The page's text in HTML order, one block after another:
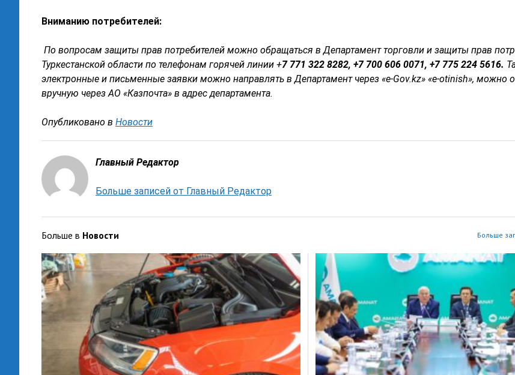
Вниманию потребителей:
По вопросам защиты прав потребителей можно обращаться в Департамент торговли и защиты прав
Туркестанской области по телефонам горячей линии+7 771 322 8282, +7 700 606 0071, +7 775 224 5616.
электронные и письменные заявки можно направлять в Департаментчерез «e-Gov.kz»«е-otinish», можно
вручную через АО «Казпочта» в адрес департамента.
Опубликовано в Новости
Главный Редактор
Больше записей от Главный Редактор
Больше в Новости Больше